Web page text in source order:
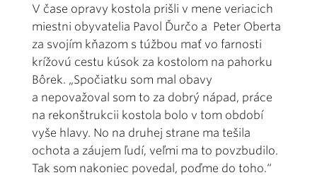
V čase opravy kostola prišli v mene veriacich
miestni obyvatelia Pavol Ďurčo a Peter Oberta
za svojím kňazom s túžbou mať vo farnosti
krížovú cestu kúsok za kostolom na pahorku
Bôrek. „Spočiatku som mal obavy
a nepovažoval som to za dobrý nápad, práce
na rekonštrukcii kostola bolo v tom období
vyše hlavy. No na druhej strane ma tešila
ochota a záujem ľudí, veľmi ma to povzbudilo.
Tak som nakoniec povedal, poďme do toho.“